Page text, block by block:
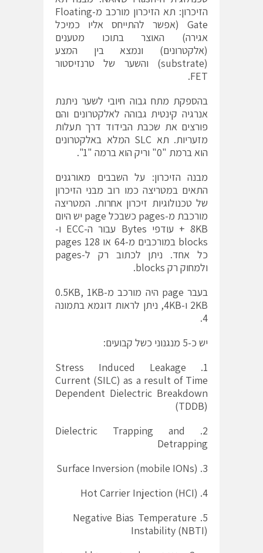
הזיכרון: תא הזיכרון מורכב מ-Floating
Gate (אפשר להתייחס אליו כמיכל
אגירה) האוצר בתוכו מטענים
(אלקטרונים) ונמצא בין המצע
(substrate) והשער של טרנזיסטור
FET.
בהספקת מתח גבוה חיובי לשער ניתנת
אנרגיה קינטית גבוהה לאלקטרונים והם
פורצים את שכבת הבידוד דרך תעלות
מזעריות. תא SLC המלא באלקטרונים
הוא ברמת "0" וריק הוא ברמה "1".
מבנה הזיכרון: על השבבים מאורגנים
התאים במטריצה כמו רוב מבני הזיכרון
של טכנולוגיות זיכרון אחרות. המטריצה
מורכבת מ-pages כשבכל page יש היום
8KB + עודפי Bytes עבור ה-ECC ו-
blocks במורכבים מ-64 או 128 pages
כל אחד. ניתן לכתוב רק ל-pages
ולמחוק רק blocks.
בעבר page היה מורכב מ-0.5KB, 1KB
2KB ו-4KB, ניתן לראות דוגמא בתמונה
4.
יש כ-5 מנגנוני כשל קבועים:
1. Stress Induced Leakage
Current (SILC) as a result of Time
Dependent Dielectric Breakdown
(TDDB)
2. Dielectric Trapping and
Detrapping
3. Surface Inversion (mobile IONs)
4. Hot Carrier Injection (HCI)
Negative Bias Temperature
Instability (NBTI)